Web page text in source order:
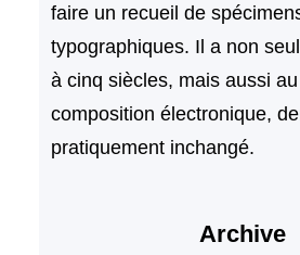
faire un recueil de
typographiques. Il a non
à cinq siècles, mais aussi
composition électronique,
pratiquement inchangé.
Archive